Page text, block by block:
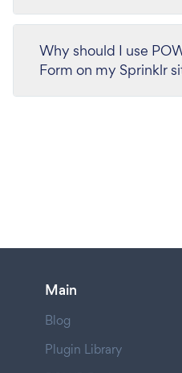
Why should I use
Form on my Sprinklr
Main
Blog
Plugin Library